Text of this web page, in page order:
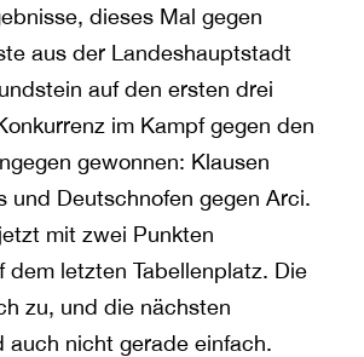
dieses Mal gegen
aus der Landeshauptstadt
auf den ersten drei
im Kampf gegen den
gewonnen: Klausen
und Deutschnofen gegen Arci.
mit zwei Punkten
dem letzten Tabellenplatz. Die
zu, und die nächsten
auch nicht gerade einfach.